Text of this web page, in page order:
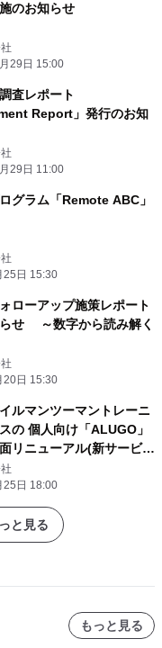
のお知らせ
29日 15:00
査レポート
Report」発行のお知
29日 11:00
グラム「Remote ABC」
25日 15:30
ローアップ施策レポート
せ ～数字から読み解く
20日 15:30
ルマンツーマントレーニ
の 個人向け「ALUGO」
リニューアル(新サービス
知らせ
25日 18:00
と見る
もっと見る